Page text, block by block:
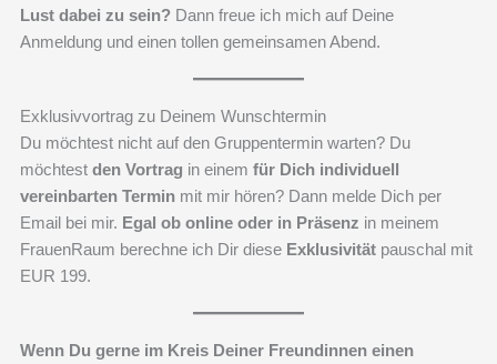
Lust dabei zu sein?Dann freue ich mich auf Deine
Anmeldung und einen tollen gemeinsamen Abend.
Exklusivvortrag zu Deinem Wunschtermin
Du möchtest nicht auf den Gruppentermin warten? Du
möchtestden Vortrag in einem für Dich individuell
vereinbarten Terminmit mir hören? Dann melde Dich per
Email bei mir. Egal ob online oder in Präsenz in meinem
FrauenRaum berechne ich Dir diese Exklusivität pauschal mit
EUR 199.
Wenn Du gerne im Kreis Deiner Freundinnen einen